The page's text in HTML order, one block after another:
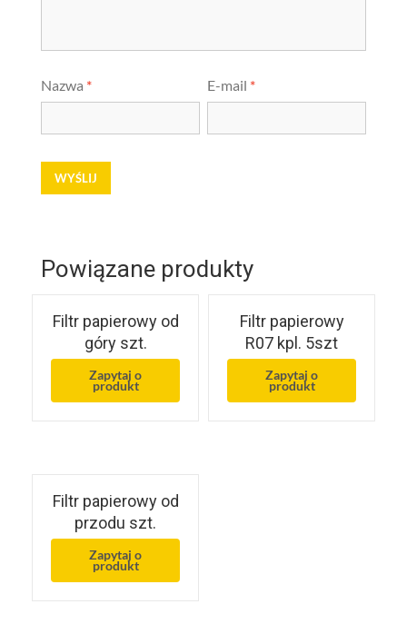
Nazwa * E-mail *
Powiązane produkty
Filtr papierowy od
góry szt.
Zapytaj o
produkt
Filtr papierowy
R07 kpl. 5szt
Zapytaj o
produkt
Filtr papierowy od
przodu szt.
Zapytaj o
produkt